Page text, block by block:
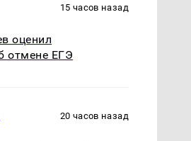
15 часов назад
оценил
отмене ЕГЭ
20 часов назад